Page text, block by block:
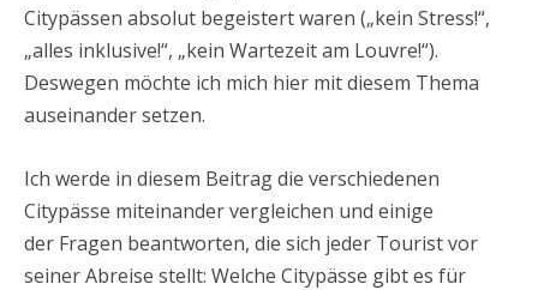
Citypässen absolut begeistert waren („kein Stress!“,
„alles inklusive!“, „kein Wartezeit am Louvre!“).
Deswegen möchte ich mich hier mit diesem Thema
auseinander setzen.
Ich werde in diesem Beitrag die verschiedenen
Citypässe miteinander vergleichen und einige
der Fragen beantworten, die sich jeder Tourist vor
seiner Abreise stellt: Welche Citypässe gibt es für